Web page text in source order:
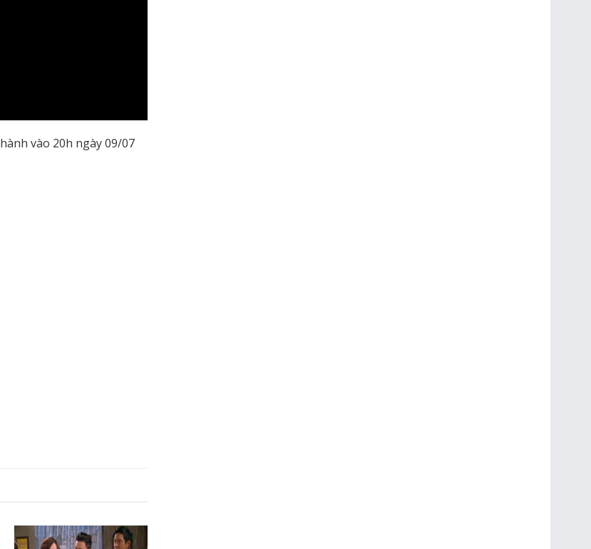
vào 20h ngày 09/07